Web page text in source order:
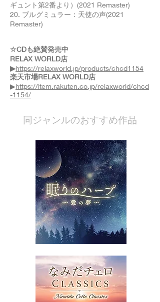
ギュント第2番より）(2021 Remaster)
20. ブルグミュラー：天使の声(2021
Remaster)
☆CDも絶賛発売中
RELAX WORLD店
▶https://relaxworld.jp/products/chcd1154
楽天市場RELAX WORLD店
▶https://item.rakuten.co.jp/relaxworld/chcd
-1154/
​同ジャンルのおすすめ作品